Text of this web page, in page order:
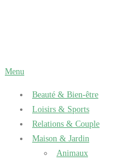
Menu
Beauté & Bien-être
Loisirs & Sports
Relations & Couple
Maison & Jardin
Animaux